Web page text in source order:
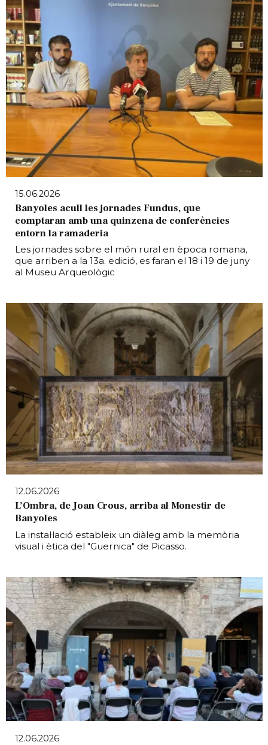
15.06.2026
Banyoles acull les jornades Fundus, que
comptaran amb una quinzena de conferències
entorn la ramaderia
Les jornades sobre el món rural en època romana,
que arriben a la 13a. edició, es faran el 18 i 19 de juny
al Museu Arqueològic
12.06.2026
L’Ombra, de Joan Crous, arriba al Monestir de
Banyoles
La instal·lació estableix un diàleg amb la memòria
visual i ètica del "Guernica" de Picasso.
12.06.2026